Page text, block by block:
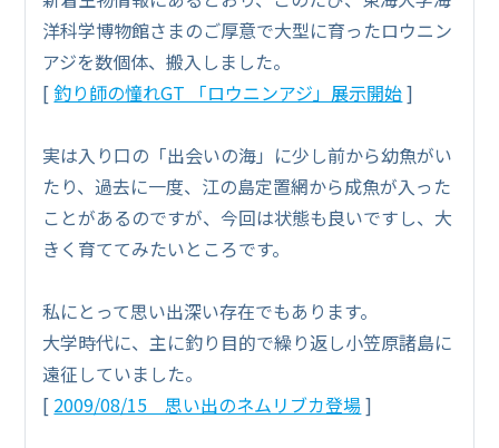
洋科学博物館さまのご厚意で大型に育ったロウニン
アジを数個体、搬入しました。
[釣り師の憧れGT 「ロウニンアジ」展示開始]
実は入り口の「出会いの海」に少し前から幼魚がい
たり、過去に一度、江の島定置網から成魚が入った
ことがあるのですが、今回は状態も良いですし、大
きく育ててみたいところです。
私にとって思い出深い存在でもあります。
大学時代に、主に釣り目的で繰り返し小笠原諸島に
遠征していました。
[ 2009/08/15 思い出のネムリブカ登場 ]